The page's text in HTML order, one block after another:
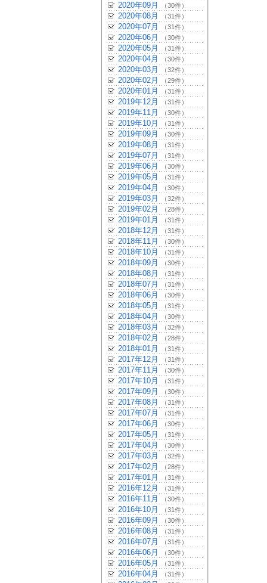
2020年09月 （30件）
2020年08月 （31件）
2020年07月 （31件）
2020年06月 （30件）
2020年05月 （31件）
2020年04月 （30件）
2020年03月 （32件）
2020年02月 （29件）
2020年01月 （31件）
2019年12月 （31件）
2019年11月 （30件）
2019年10月 （31件）
2019年09月 （30件）
2019年08月 （31件）
2019年07月 （31件）
2019年06月 （30件）
2019年05月 （31件）
2019年04月 （30件）
2019年03月 （32件）
2019年02月 （28件）
2019年01月 （31件）
2018年12月 （31件）
2018年11月 （30件）
2018年10月 （31件）
2018年09月 （30件）
2018年08月 （31件）
2018年07月 （31件）
2018年06月 （30件）
2018年05月 （31件）
2018年04月 （30件）
2018年03月 （32件）
2018年02月 （28件）
2018年01月 （31件）
2017年12月 （31件）
2017年11月 （30件）
2017年10月 （31件）
2017年09月 （30件）
2017年08月 （31件）
2017年07月 （31件）
2017年06月 （30件）
2017年05月 （31件）
2017年04月 （30件）
2017年03月 （32件）
2017年02月 （28件）
2017年01月 （31件）
2016年12月 （31件）
2016年11月 （30件）
2016年10月 （31件）
2016年09月 （30件）
2016年08月 （31件）
2016年07月 （31件）
2016年06月 （30件）
2016年05月 （31件）
2016年04月 （31件）